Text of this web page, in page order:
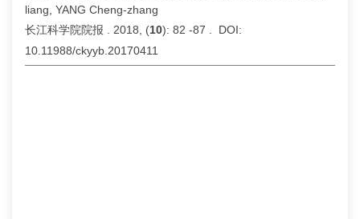
liang, YANG Cheng-zhang
长江科学院院报 . 2018, (10): 82 -87 . DOI:
10.11988/ckyyb.20170411